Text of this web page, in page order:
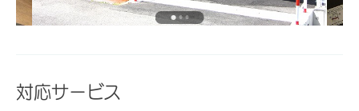
対応サービス